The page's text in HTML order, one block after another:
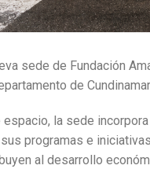
sede de Fundación
de
la sede
programas e
al desarrollo